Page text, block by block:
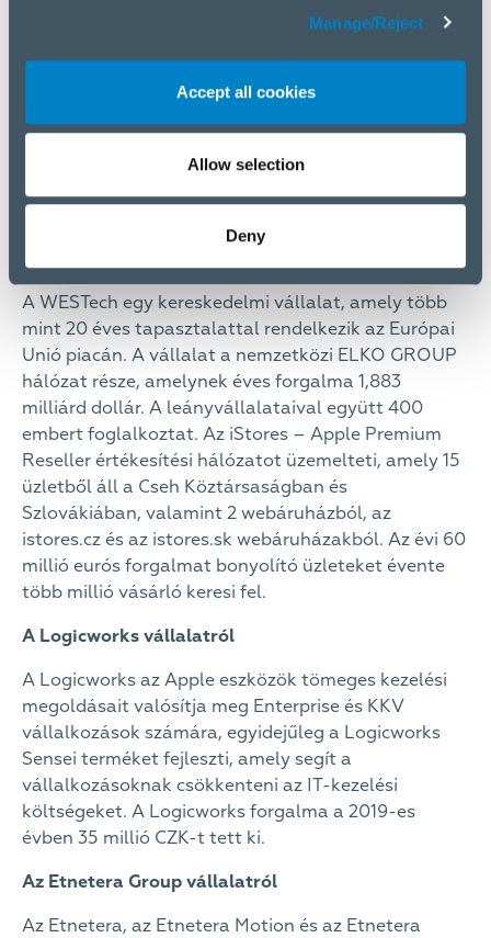
Manage/Reject
Accept all cookies
Allow selection
Deny
projektekre való felosztása. Megfelelő stratégiai
partnert kerestünk a Logicworks számára, és
nagyon örülünk, hogy a WESTech személyében
megtaláltuk. Úgy véljük, hogy együtt sikeresen
fogják majd fejleszteni a kívánt szolgáltatásokat az
Apple platformra a cseh piac legnagyobb ügyfelei
számára.”
társalapítója
A WESTech egy kereskedelmi vállalat, amely több
mint 20 éves tapasztalattal rendelkezik az Európai
Unió piacán. A vállalat a nemzetközi ELKO GROUP
hálózat része, amelynek éves forgalma 1,883
milliárd dollár. A leányvállalataival együtt 400
embert foglalkoztat. Az iStores – Apple Premium
Reseller értékesítési hálózatot üzemelteti, amely 15
üzletből áll a Cseh Köztársaságban és
Szlovákiában, valamint 2 webáruházból, az
istores.cz és az istores.sk webáruházakból. Az évi 60
millió eurós forgalmat bonyolító üzleteket évente
több millió vásárló keresi fel.
A Logicworks vállalatról
A Logicworks az Apple eszközök tömeges kezelési
megoldásait valósítja meg Enterprise és KKV
vállalkozások számára, egyidejűleg a Logicworks
Sensei terméket fejleszti, amely segít a
vállalkozásoknak csökkenteni az IT-kezelési
költségeket. A Logicworks forgalma a 2019-es
évben 35 millió CZK-t tett ki.
Az Etnetera Group vállalatról
Az Etnetera, az Etnetera Motion és az Etnetera